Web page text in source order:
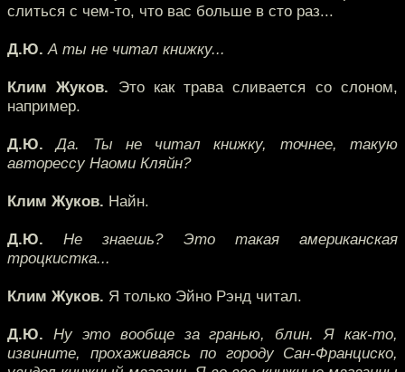
слиться с чем-то, что вас больше в сто раз...
Д.Ю. А ты не читал книжку...
Клим Жуков. Это как трава сливается со слоном,
например.
Д.Ю. Да. Ты не читал книжку, точнее, такую
авторессу Наоми Кляйн?
Клим Жуков. Найн.
Д.Ю. Не знаешь? Это такая американская
троцкистка...
Клим Жуков. Я только Эйно Рэнд читал.
Д.Ю. Ну это вообще за гранью, блин. Я как-то,
извините, прохаживаясь по городу Сан-Франциско,